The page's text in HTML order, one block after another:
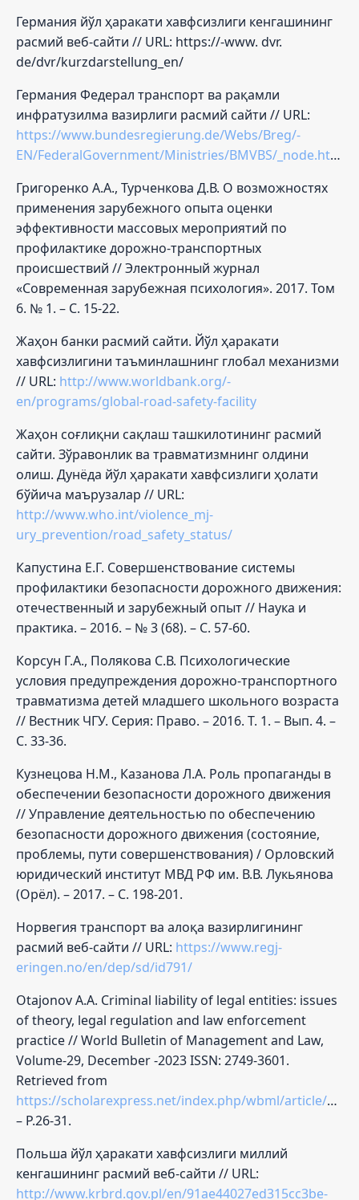
Германия йўл ҳаракати хавфсизлиги кенгашининг
расмий веб-сайти // URL: https://-www. dvr.
de/dvr/kurzdarstellung_en/
Германия Федерал транспорт ва рақамли
инфратузилма вазирлиги расмий сайти // URL:
https://www.bundesregierung.de/Webs/Breg/-
EN/FederalGovernment/Ministries/BMVBS/_node.html
Григоренко А.А., Турченкова Д.В. О возможностях
применения зарубежного опыта оценки
эффективности массовых мероприятий по
профилактике дорожно-транспортных
происшествий // Электронный журнал
«Современная зарубежная психология». 2017. Том
6. № 1. – С. 15-22.
Жаҳон банки расмий сайти. Йўл ҳаракати
хавфсизлигини таъминлашнинг глобал механизми
// URL: http://www.worldbank.org/-
en/programs/global-road-safety-facility
Жаҳон соғлиқни сақлаш ташкилотининг расмий
сайти. Зўравонлик ва травматизмнинг олдини
олиш. Дунёда йўл ҳаракати хавфсизлиги ҳолати
бўйича маърузалар // URL:
http://www.who.int/violence_mj-
ury_prevention/road_safety_status/
Капустина Е.Г. Совершенствование системы
профилактики безопасности дорожного движения:
отечественный и зарубежный опыт // Наука и
практика. – 2016. – № 3 (68). – С. 57-60.
Корсун Г.А., Полякова С.В. Психологические
условия предупреждения дорожно-транспортного
травматизма детей младшего школьного возраста
// Вестник ЧГУ. Серия: Право. – 2016. Т. 1. – Вып. 4. –
С. 33-36.
Кузнецова Н.М., Казанова Л.А. Роль пропаганды в
обеспечении безопасности дорожного движения
// Управление деятельностью по обеспечению
безопасности дорожного движения (состояние,
проблемы, пути совершенствования) / Орловский
юридический институт МВД РФ им. В.В. Лукьянова
(Орёл). – 2017. – С. 198-201.
Норвегия транспорт ва алоқа вазирлигининг
расмий веб-сайти // URL: https://www.regj-
eringen.no/en/dep/sd/id791/
Otajonov A.A. Criminal liability of legal entities: issues
of theory, legal regulation and law enforcement
practice // World Bulletin of Management and Law,
Volume-29, December -2023 ISSN: 2749-3601.
Retrieved from
https://scholarexpress.net/index.php/wbml/article/view/3515
– Р.26-31.
Польша йўл ҳаракати хавфсизлиги миллий
кенгашининг расмий веб-сайти // URL:
http://www.krbrd.gov.pl/en/91ae44027ed315cc3be-